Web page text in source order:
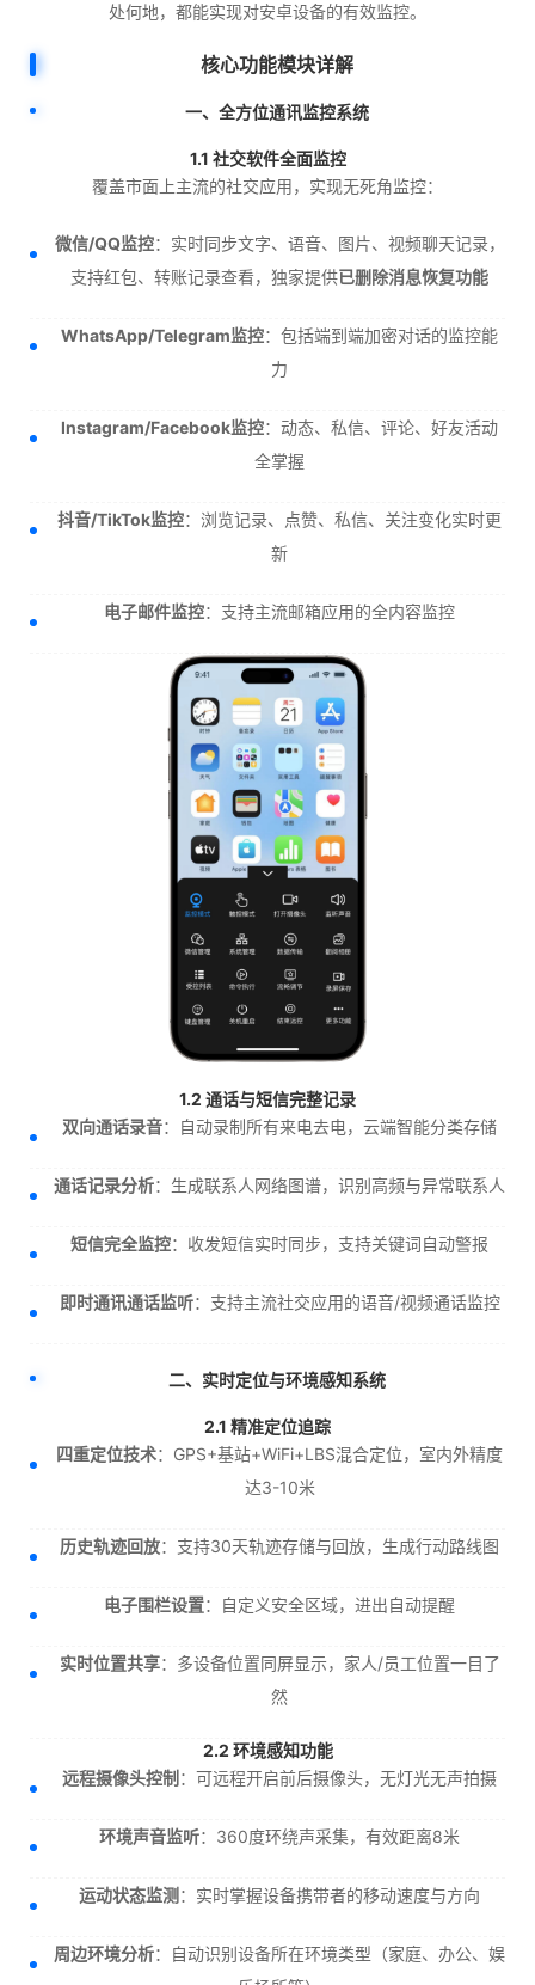
处何地，都能实现对安卓设备的有效监控。
核心功能模块详解
一、全方位通讯监控系统
1.1 社交软件全面监控
覆盖市面上主流的社交应用，实现无死角监控：
微信/QQ监控：实时同步文字、语音、图片、视频聊天记录，
支持红包、转账记录查看，独家提供已删除消息恢复功能
WhatsApp/Telegram监控：包括端到端加密对话的监控能
力
Instagram/Facebook监控：动态、私信、评论、好友活动
全掌握
抖音/TikTok监控：浏览记录、点赞、私信、关注变化实时更
新
电子邮件监控：支持主流邮箱应用的全内容监控
1.2 通话与短信完整记录
双向通话录音：自动录制所有来电去电，云端智能分类存储
通话记录分析：生成联系人网络图谱，识别高频与异常联系人
短信完全监控：收发短信实时同步，支持关键词自动警报
即时通讯通话监听：支持主流社交应用的语音/视频通话监控
二、实时定位与环境感知系统
2.1 精准定位追踪
四重定位技术：GPS+基站+WiFi+LBS混合定位，室内外精度
达3-10米
历史轨迹回放：支持30天轨迹存储与回放，生成行动路线图
电子围栏设置：自定义安全区域，进出自动提醒
实时位置共享：多设备位置同屏显示，家人/员工位置一目了
然
2.2 环境感知功能
远程摄像头控制 ：可远程开启前后摄像头，无灯光无声拍摄
环境声音监听：360度环绕声采集，有效距离8米
运动状态监测 ：实时掌握设备携带者的移动速度与方向
周边环境分析：自动识别设备所在环境类型（家庭、办公、娱